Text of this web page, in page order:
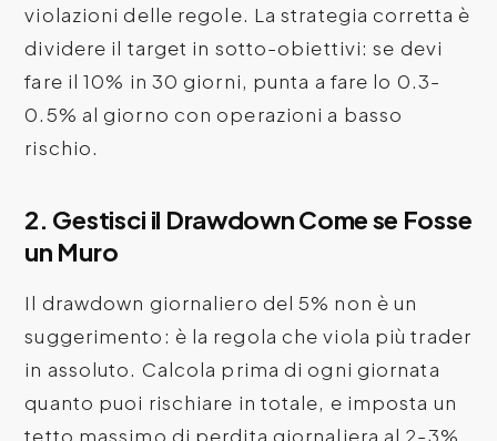
violazioni delle regole. La strategia corretta è
dividere il target in sotto-obiettivi: se devi
fare il 10% in 30 giorni, punta a fare lo 0.3-
0.5% al giorno con operazioni a basso
rischio.
2. Gestisci il Drawdown Come se Fosse
un Muro
Il drawdown giornaliero del 5% non è un
suggerimento: è la regola che viola più trader
in assoluto. Calcola prima di ogni giornata
quanto puoi rischiare in totale, e imposta un
tetto massimo di perdita giornaliera al 2-3%